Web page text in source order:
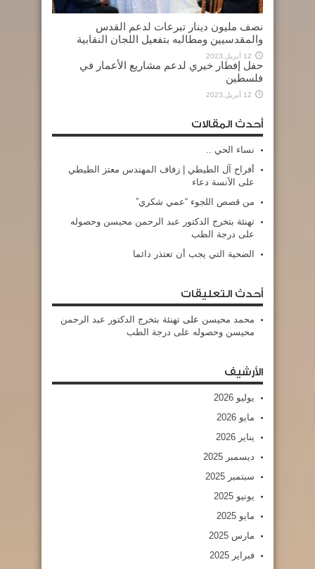
نصف مليون دينار تبرعات لدعم القدس
والمقدسيين ومطالبه بتفعيل اللجان النقابية
12 أبريل,2023
حفل إفطار خيري لدعم مشاريع الأعمار في
فلسطين
12 أبريل,2023
أحدث المقالات
نساء الحي ..
أفراح آل الطيطي | زفاف المهندس معتز الطيطي
على الآنسة دعاء
من قصص اللجوء “عمي شكري”
تهنئة بتخرج الدكتور عبد الرحمن محيسن وحصوله
على درجة الطب
الضحية التي يجب أن تعتذر دائما
أحدث التعليقات
محمد محيسن على تهنئة بتخرج الدكتور عبد الرحمن
محيسن وحصوله على درجة الطب
الأرشيف
يوليو 2026
مايو 2026
يناير 2026
ديسمبر 2025
سبتمبر 2025
يونيو 2025
مايو 2025
مارس 2025
فبراير 2025